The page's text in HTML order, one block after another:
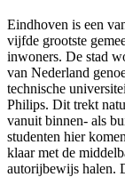
Eindhoven is een
vijfde grootste
inwoners. De stad
van Nederland
technische
Philips. Dit trekt
vanuit binnen- als
studenten hier
klaar met de
autorijbewijs halen.